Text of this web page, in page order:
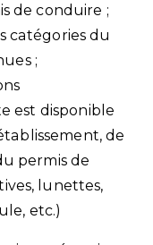
de conduire ;
catégories du
;
est disponible
de
permis de
lunettes,
etc.)